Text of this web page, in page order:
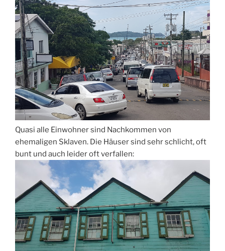
Quasi alle Einwohner sind Nachkommen von
ehemaligen Sklaven. Die Häuser sind sehr schlicht, oft
bunt und auch leider oft verfallen: